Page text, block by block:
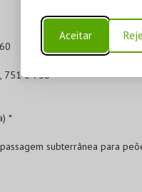
Aceitar
751 e 756
*
subterrânea para